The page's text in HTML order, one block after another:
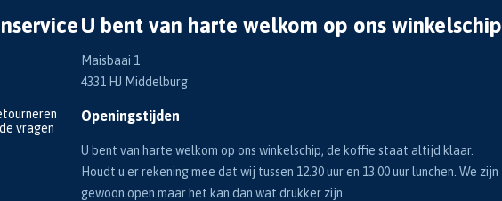
vragen
U bent van harte welkom op ons winkelschip
Maisbaai 1
4331 HJ Middelburg
Openingstijden
U bent van harte welkom op ons winkelschip, de koffie staat altijd klaar.
Houdt u er rekening mee dat wij tussen 12.30 uur en 13.00 uur lunchen. We zijn
gewoon open maar het kan dan wat drukker zijn.